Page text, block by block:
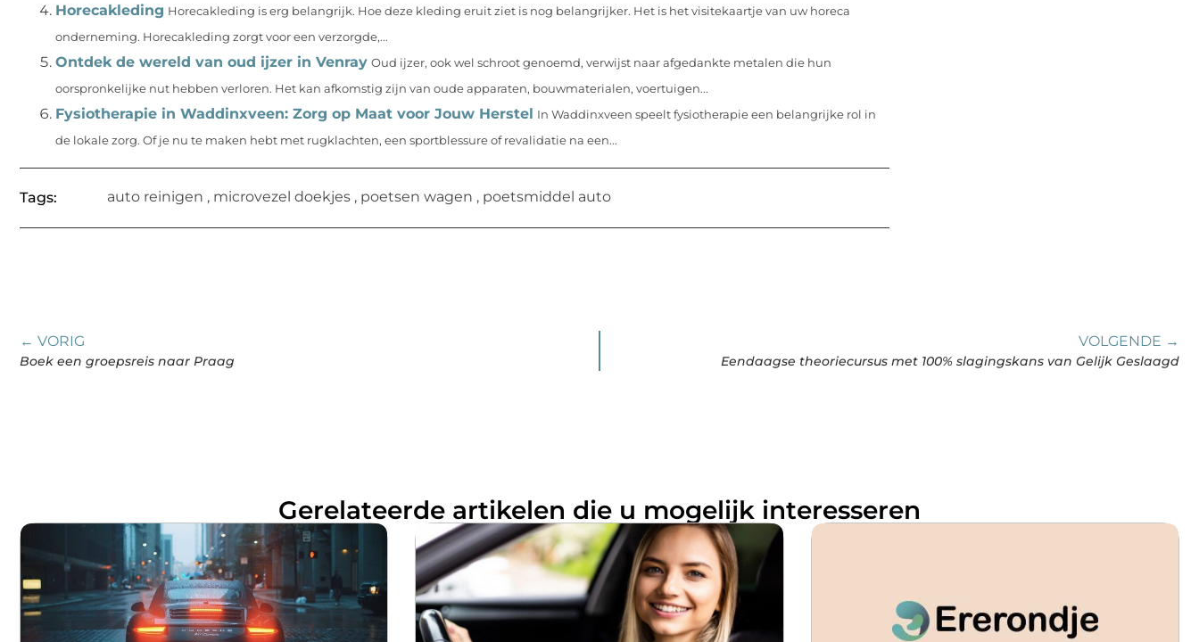
Horecakleding Horecakleding is erg belangrijk. Hoe deze kleding eruit ziet is nog belangrijker. Het is het visitekaartje van uw horeca
onderneming. Horecakleding zorgt voor een verzorgde,...
Ontdek de wereld van oud ijzer in Venray Oud ijzer, ook wel schroot genoemd, verwijst naar afgedankte metalen die hun
oorspronkelijke nut hebben verloren. Het kan afkomstig zijn van oude apparaten, bouwmaterialen, voertuigen...
Fysiotherapie in Waddinxveen: Zorg op Maat voor Jouw Herstel In Waddinxveen speelt fysiotherapie een belangrijke rol in
de lokale zorg. Of je nu te maken hebt met rugklachten, een sportblessure of revalidatie na een...
Tags: auto reinigen , microvezel doekjes, poetsen wagen , poetsmiddel auto
← VORIG
Boek een groepsreis naar Praag
VOLGENDE →
Eendaagse theoriecursus met 100% slagingskans van Gelijk Geslaagd
Gerelateerde artikelen die u mogelijk interesseren